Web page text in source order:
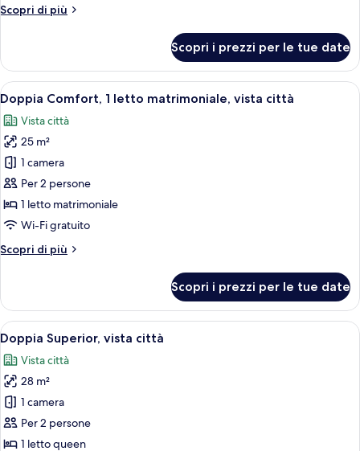
Scopri di più
Altri
Standard,
vista
città
Scopri i prezzi per le tue date
Apri
tutte
le
foto
per
Doppia
Comfort,
1
matrimoniale,
Una moderna camera d'albergo con
10
Doppia Comfort, 1 letto matrimoniale, vista città
Vista città
25 m²
1 camera
Per 2 persone
1 letto matrimoniale
Wi-Fi gratuito
Scopri di più
Altri
Comfort,
letto
matrimoniale,
vista
città
Scopri i prezzi per le tue date
Apri
tutte
le
foto
per
Doppia
Superior,
Una camera d'albergo moderna con
7
Doppia Superior, vista città
Vista città
28 m²
1 camera
Per 2 persone
1 letto queen